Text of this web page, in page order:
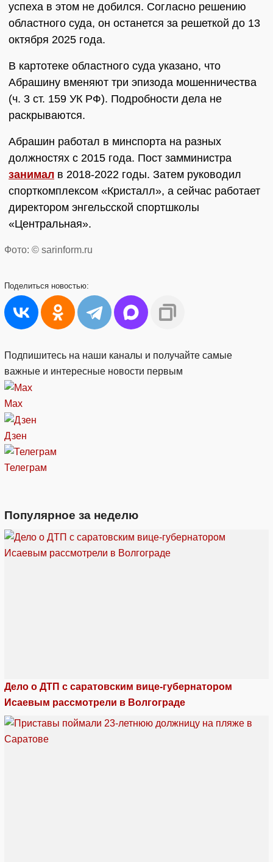
успеха в этом не добился. Согласно решению
областного суда, он останется за решеткой до 13
октября 2025 года.
В картотеке областного суда указано, что
Абрашину вменяют три эпизода мошенничества
(ч. 3 ст. 159 УК РФ). Подробности дела не
раскрываются.
Абрашин работал в минспорта на разных
должностях с 2015 года. Пост замминистра
занимал в 2018-2022 годы. Затем руководил
спорткомплексом «Кристалл», а сейчас работает
директором энгельсской спортшколы
«Центральная».
Фото: © sarinform.ru
Поделиться новостью:
Подпишитесь на наши каналы и получайте самые
важные и интересные новости первым
Max
Дзен
Телеграм
Популярное за неделю
Дело о ДТП с саратовским вице-губернатором
Исаевым рассмотрели в Волгограде